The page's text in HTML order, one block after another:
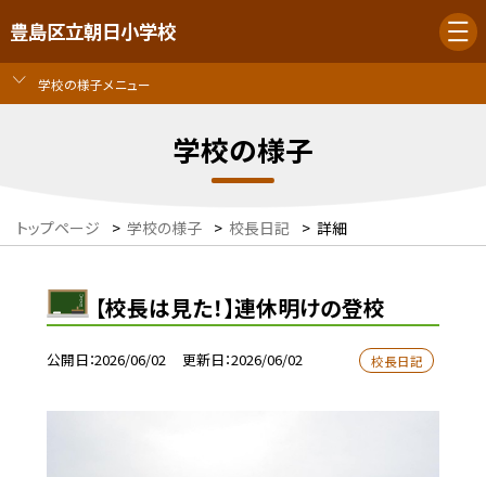
豊島区立朝日小学校
学校の様子メニュー
学校の様子
トップページ > 学校の様子 > 校長日記 > 詳細
【校長は見た！】連休明けの登校
公開日 2026/06/02 更新日 2026/06/02 校長日記